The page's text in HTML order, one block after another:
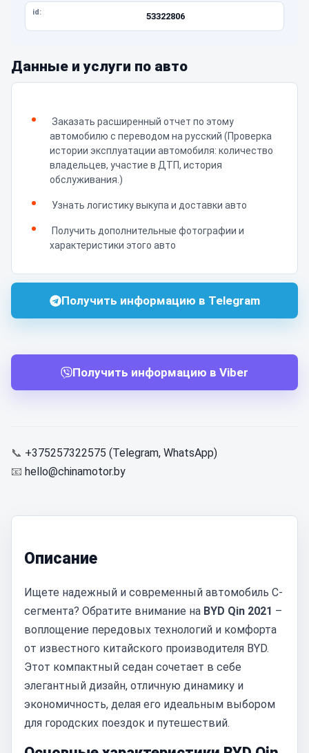
id: 53322806
Данные и услуги по авто
Заказать расширенный отчет по этому
автомобилю с переводом на русский (Проверка
истории эксплуатации автомобиля: количество
владельцев, участие в ДТП, история
обслуживания.)
Узнать логистику выкупа и доставки авто
Получить дополнительные фотографии и
характеристики этого авто
Получить информацию в Telegram
Получить информацию в Viber
📞 +375257322575 (Telegram, WhatsApp)
📧 hello@chinamotor.by
Описание
Ищете надежный и современный автомобиль C-
сегмента? Обратите внимание на BYD Qin 2021 –
воплощение передовых технологий и комфорта
от известного китайского производителя BYD.
Этот компактный седан сочетает в себе
элегантный дизайн, отличную динамику и
экономичность, делая его идеальным выбором
для городских поездок и путешествий.